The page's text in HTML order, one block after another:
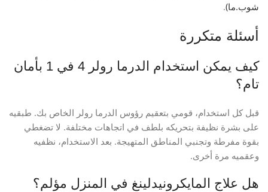
شوب.ما).
أسئلة متكررة
كيف يمكن استخدام الدرما رولر 4 في 1 بأمان
تام؟
قبل كل استخدام، قومي بتعقيم رؤوس الدرما رولر الخاص بك. طبقيه
على بشرة نظيفة بتحريكه بلطف في اتجاهات مختلفة. لا تضغطي
بقوة مفرطة وتجنبي المناطق المتهيجة. بعد الاستخدام، نظفيه
وعقميه مرة أخرى.
هل علاج المايكرونيدلينغ في المنزل مؤلم؟